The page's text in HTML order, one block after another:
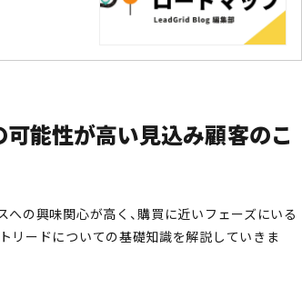
能性が高い見込み顧客のこ
への興味関心が高く、購買に近いフェーズにいる
リードについての基礎知識を解説していきま